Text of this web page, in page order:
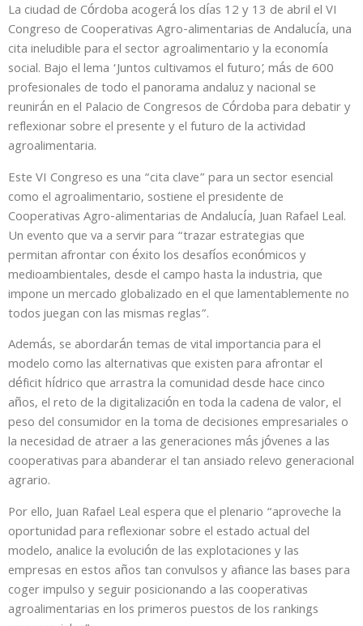
La ciudad de Córdoba acogerá los días 12 y 13 de abril el VI
Congreso de Cooperativas Agro-alimentarias de Andalucía, una
cita ineludible para el sector agroalimentario y la economía
social. Bajo el lema ‘Juntos cultivamos el futuro’, más de 600
profesionales de todo el panorama andaluz y nacional se
reunirán en el Palacio de Congresos de Córdoba para debatir y
reflexionar sobre el presente y el futuro de la actividad
agroalimentaria.
Este VI Congreso es una “cita clave” para un sector esencial
como el agroalimentario, sostiene el presidente de
Cooperativas Agro-alimentarias de Andalucía, Juan Rafael Leal.
Un evento que va a servir para “trazar estrategias que
permitan afrontar con éxito los desafíos económicos y
medioambientales, desde el campo hasta la industria, que
impone un mercado globalizado en el que lamentablemente no
todos juegan con las mismas reglas”.
Además, se abordarán temas de vital importancia para el
modelo como las alternativas que existen para afrontar el
déficit hídrico que arrastra la comunidad desde hace cinco
años, el reto de la digitalización en toda la cadena de valor, el
peso del consumidor en la toma de decisiones empresariales o
la necesidad de atraer a las generaciones más jóvenes a las
cooperativas para abanderar el tan ansiado relevo generacional
agrario.
Por ello, Juan Rafael Leal espera que el plenario “aproveche la
oportunidad para reflexionar sobre el estado actual del
modelo, analice la evolución de las explotaciones y las
empresas en estos años tan convulsos y afiance las bases para
coger impulso y seguir posicionando a las cooperativas
agroalimentarias en los primeros puestos de los rankings